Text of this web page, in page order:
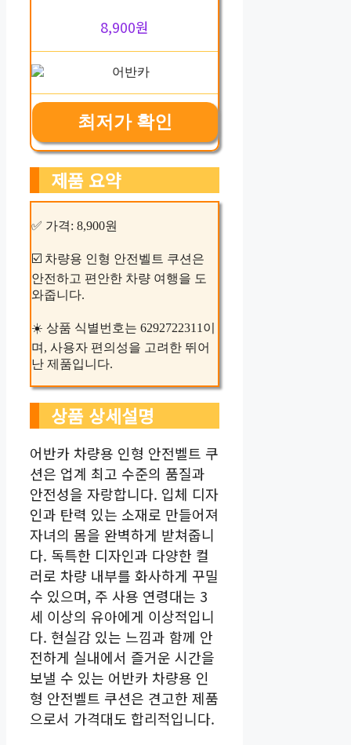
8,900원
최저가 확인
제품 요약
✅ 가격: 8,900원
☑️ 차량용 인형 안전벨트 쿠션은
안전하고 편안한 차량 여행을 도
와줍니다.
☀️ 상품 식별번호는 6292722311이
며, 사용자 편의성을 고려한 뛰어
난 제품입니다.
상품 상세설명
어반카 차량용 인형 안전벨트 쿠
션은 업계 최고 수준의 품질과
안전성을 자랑합니다. 입체 디자
인과 탄력 있는 소재로 만들어져
자녀의 몸을 완벽하게 받쳐줍니
다. 독특한 디자인과 다양한 컬
러로 차량 내부를 화사하게 꾸밀
수 있으며, 주 사용 연령대는 3
세 이상의 유아에게 이상적입니
다. 현실감 있는 느낌과 함께 안
전하게 실내에서 즐거운 시간을
보낼 수 있는 어반카 차량용 인
형 안전벨트 쿠션은 견고한 제품
으로서 가격대도 합리적입니다.